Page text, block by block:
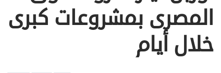
المصرى بمشروعات كبرى
خلال أيام